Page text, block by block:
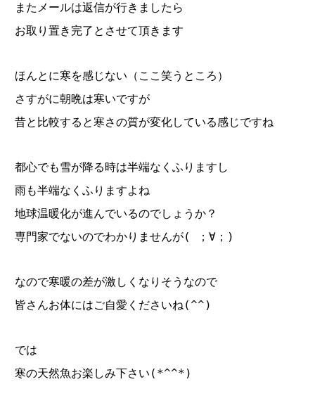
またメールは返信が行きましたら
お取り置き完了とさせて頂きます
ほんとに寒を感じない（ここ笑うところ）
さすがに朝晩は寒いですが
昔と比較すると寒さの質が変化している感じですね
都心でも雪が降る時は半端なくふりますし
雨も半端なくふりますよね
地球温暖化が進んでいるのでしょうか？
専門家でないのでわかりませんが( ；∀；)
なので寒暖の差が激しくなりそうなので
皆さんお体にはご自愛くださいね(^^)
では
寒の天然魚お楽しみ下さい(*^^*)